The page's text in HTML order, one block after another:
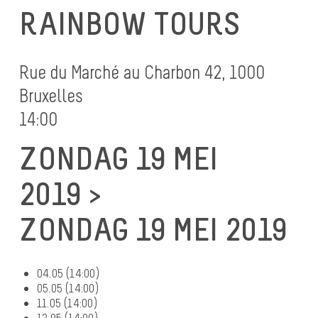
RAINBOW TOURS
Rue du Marché au Charbon 42, 1000
Bruxelles
14:00
ZONDAG 19 MEI
2019 >
ZONDAG 19 MEI 2019
04.05 (14:00)
05.05 (14:00)
11.05 (14:00)